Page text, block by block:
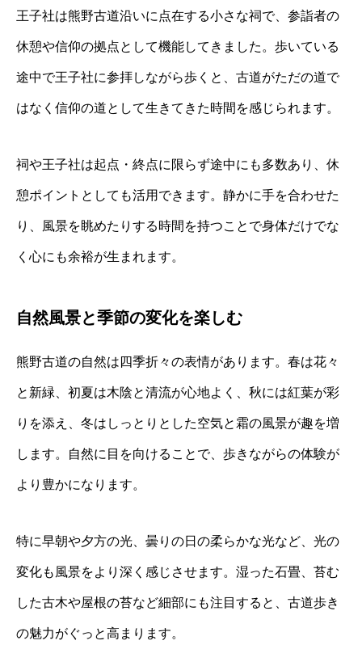
王子社は熊野古道沿いに点在する小さな祠で、参詣者の
休憩や信仰の拠点として機能してきました。歩いている
途中で王子社に参拝しながら歩くと、古道がただの道で
はなく信仰の道として生きてきた時間を感じられます。
祠や王子社は起点・終点に限らず途中にも多数あり、休
憩ポイントとしても活用できます。静かに手を合わせた
り、風景を眺めたりする時間を持つことで身体だけでな
く心にも余裕が生まれます。
自然風景と季節の変化を楽しむ
熊野古道の自然は四季折々の表情があります。春は花々
と新緑、初夏は木陰と清流が心地よく、秋には紅葉が彩
りを添え、冬はしっとりとした空気と霜の風景が趣を増
します。自然に目を向けることで、歩きながらの体験が
より豊かになります。
特に早朝や夕方の光、曇りの日の柔らかな光など、光の
変化も風景をより深く感じさせます。湿った石畳、苔む
した古木や屋根の苔など細部にも注目すると、古道歩き
の魅力がぐっと高まります。